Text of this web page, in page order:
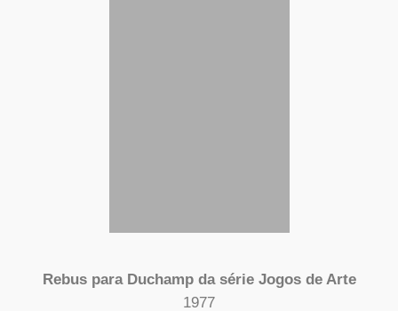
Rebus para Duchamp da série Jogos de Arte
1977